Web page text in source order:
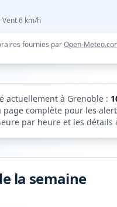
· Vent6 km/h
fournies parOpen-
actuellement à Grenoble :
page complète pour les
par heure et les détails
la semaine